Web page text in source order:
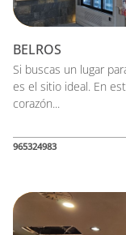
BELROS
Si buscas un lugar
es el sitio ideal. En
corazón...
965324983